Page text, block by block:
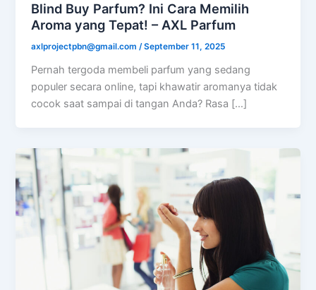
Blind Buy Parfum? Ini Cara Memilih
Aroma yang Tepat! – AXL Parfum
axlprojectpbn@gmail.com/September 11, 2025
Pernah tergoda membeli parfum yang sedang
populer secara online, tapi khawatir aromanya tidak
cocok saat sampai di tangan Anda? Rasa […]